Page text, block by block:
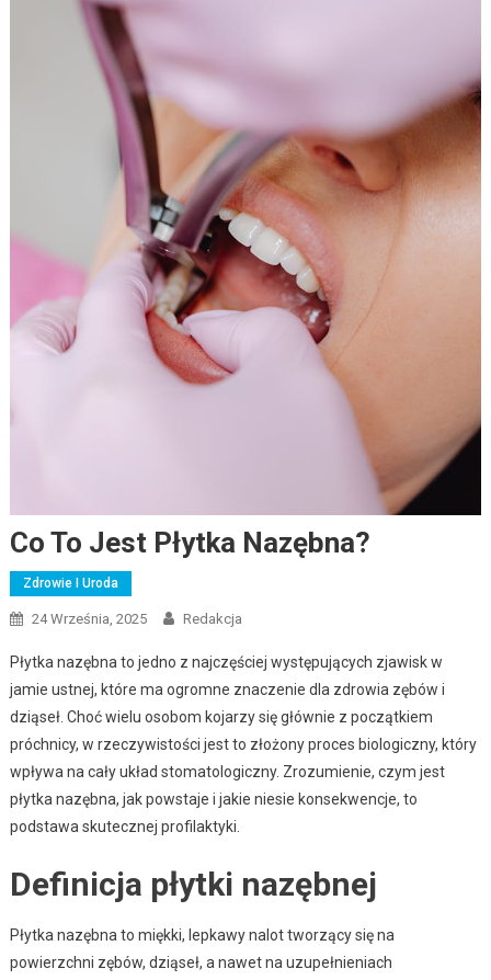
Co To Jest Płytka Nazębna?
Zdrowie I Uroda
24 Września, 2025 Redakcja
Płytka nazębna to jedno z najczęściej występujących zjawisk w
jamie ustnej, które ma ogromne znaczenie dla zdrowia zębów i
dziąseł. Choć wielu osobom kojarzy się głównie z początkiem
próchnicy, w rzeczywistości jest to złożony proces biologiczny, który
wpływa na cały układ stomatologiczny. Zrozumienie, czym jest
płytka nazębna, jak powstaje i jakie niesie konsekwencje, to
podstawa skutecznej profilaktyki.
Definicja płytki nazębnej
Płytka nazębna to miękki, lepkawy nalot tworzący się na
powierzchni zębów, dziąseł, a nawet na uzupełnieniach